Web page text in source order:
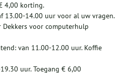
4,00 korting.
13.00-14.00 uur voor al uw vragen.
Dekkers voor computerhulp
van 11.00-12.00 uur. Koffie
uur. Toegang € 6,00